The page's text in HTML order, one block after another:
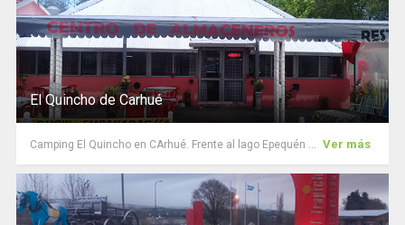
El Quincho de Carhué
Camping El Quincho en CArhué. Frente al lago Epequén ... Ver más